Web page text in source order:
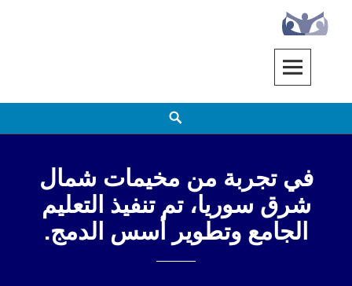
EENET
ENABLING EDUCATION NETWORK
في تجربة من مخيمات شمال
شرق سوريا، تم تنفيذ التعليم
الجامع وتطوير أسس الدمج.